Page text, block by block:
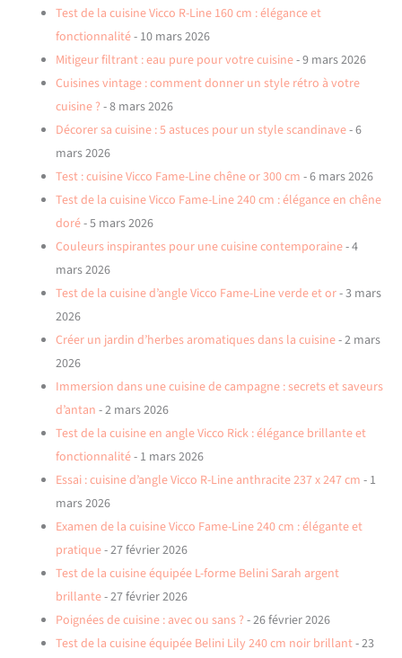
Test de la cuisine Vicco R-Line 160 cm : élégance et
fonctionnalité- 10 mars 2026
Mitigeur filtrant : eau pure pour votre cuisine- 9 mars 2026
Cuisines vintage : comment donner un style rétro à votre
cuisine ?- 8 mars 2026
Décorer sa cuisine : 5 astuces pour un style scandinave- 6
mars 2026
Test : cuisine Vicco Fame-Line chêne or 300 cm - 6 mars 2026
Test de la cuisine Vicco Fame-Line 240 cm : élégance en chêne
doré- 5 mars 2026
Couleurs inspirantes pour une cuisine contemporaine- 4
mars 2026
Test de la cuisine d’angle Vicco Fame-Line verde et or- 3 mars
2026
Créer un jardin d’herbes aromatiques dans la cuisine- 2 mars
2026
Immersion dans une cuisine de campagne : secrets et saveurs
d’antan - 2 mars 2026
Test de la cuisine en angle Vicco Rick : élégance brillante et
fonctionnalité- 1 mars 2026
Essai : cuisine d’angle Vicco R-Line anthracite 237 x 247 cm - 1
mars 2026
Examen de la cuisine Vicco Fame-Line 240 cm : élégante et
pratique- 27 février 2026
Test de la cuisine équipée L-forme Belini Sarah argent
brillante- 27 février 2026
Poignées de cuisine : avec ou sans ?- 26 février 2026
Test de la cuisine équipée Belini Lily 240 cm noir brillant- 23